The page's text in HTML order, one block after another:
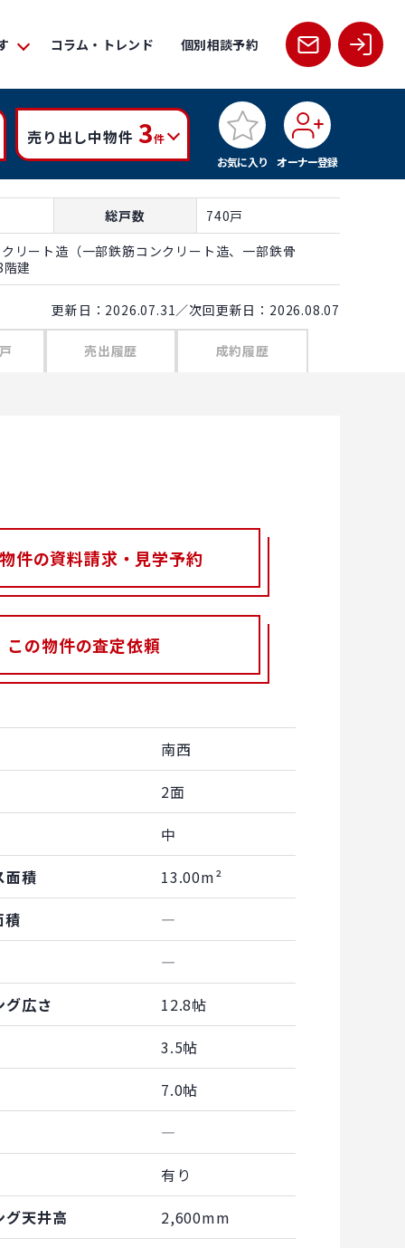
コラム・トレンド 個別相談予約
売り出し中物件 3件
お気に入り
オーナー登録
総戸数
740戸
リート造（一部鉄筋コンクリート造、一部鉄骨
建
更新日：2026.07.31／次回更新日：2026.08.07
売出履歴 成約履歴
件の資料請求・見学予約
この物件の査定依頼
南西
2面
中
面積
13.00m²
積
―
―
グ広さ
12.8帖
3.5帖
7.0帖
―
有り
グ天井高
2,600mm